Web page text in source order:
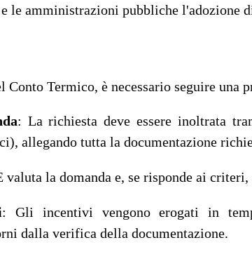
le amministrazioni pubbliche l'adozione
Termico, è necessario seguire una
: La richiesta deve essere inoltrata
allegando tutta la documentazione
valuta la domanda e, se risponde ai
: Gli incentivi vengono erogati in
dalla verifica della documentazione.